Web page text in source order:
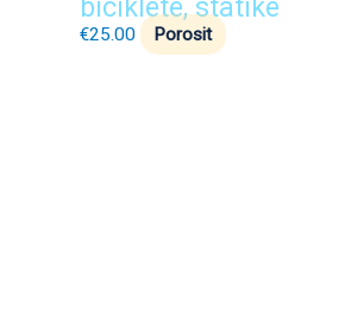
biciklete, statike
€25.00 Porosit